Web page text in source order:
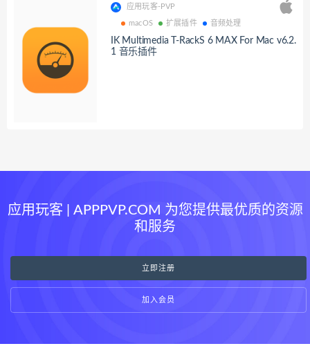
应用玩客-PVP
macOS 扩展插件 音频处理
IK Multimedia T-RackS 6 MAX For Mac v6.2.
1 音乐插件
应用玩客 | APPPVP.COM 为您提供最优质的资源
和服务
立即注册
加入会员